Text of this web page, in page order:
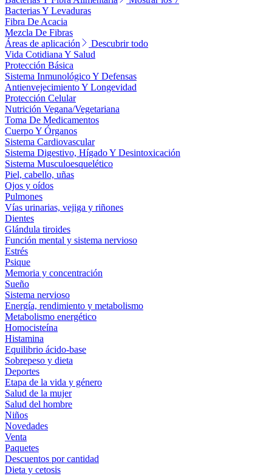
Bacterias Y Levaduras
Fibra De Acacia
Mezcla De Fibras
Áreas de aplicación
Descubrir todo
Vida Cotidiana Y Salud
Protección Básica
Sistema Inmunológico Y Defensas
Antienvejecimiento Y Longevidad
Protección Celular
Nutrición Vegana/Vegetariana
Toma De Medicamentos
Cuerpo Y Órganos
Sistema Cardiovascular
Sistema Digestivo, Hígado Y Desintoxicación
Sistema Musculoesquelético
Piel, cabello, uñas
Ojos y oídos
Pulmones
Vías urinarias, vejiga y riñones
Dientes
Glándula tiroides
Función mental y sistema nervioso
Estrés
Psique
Memoria y concentración
Sueño
Sistema nervioso
Energía, rendimiento y metabolismo
Metabolismo energético
Homocisteína
Histamina
Equilibrio ácido-base
Sobrepeso y dieta
Deportes
Etapa de la vida y género
Salud de la mujer
Salud del hombre
Niños
Novedades
Venta
Paquetes
Descuentos por cantidad
Dieta y cetosis